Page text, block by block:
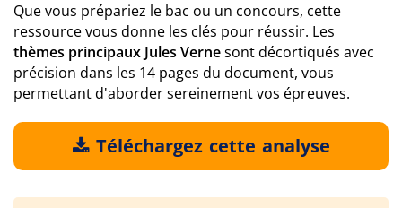
Que vous prépariez le bac ou un concours, cette
ressource vous donne les clés pour réussir. Les
thèmes principaux Jules Vernesont décortiqués avec
précision dans les 14 pages du document, vous
permettant d'aborder sereinement vos épreuves.
Téléchargez cette analyse